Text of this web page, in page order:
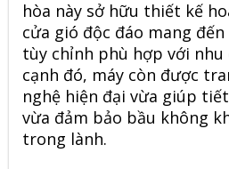
hòa này sở hữu thiết kế
cửa gió độc đáo mang
tùy chỉnh phù hợp với nhu
cạnh đó, máy còn được
nghệ hiện đại vừa giúp
vừa đảm bảo bầu không
trong lành.